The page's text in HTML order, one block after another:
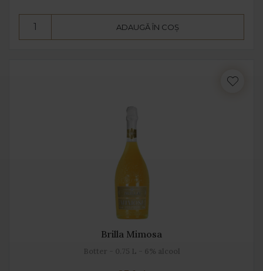
ADAUGĂ ÎN COȘ
Brilla Mimosa
Botter - 0.75 L - 6% alcool